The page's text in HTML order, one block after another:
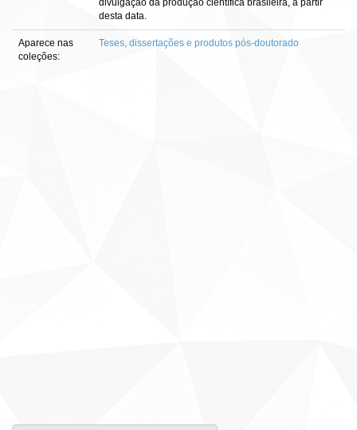
divulgação da produção científica brasileira, a partir
desta data.
Aparece nas
coleções:
Teses, dissertações e produtos pós-doutorado